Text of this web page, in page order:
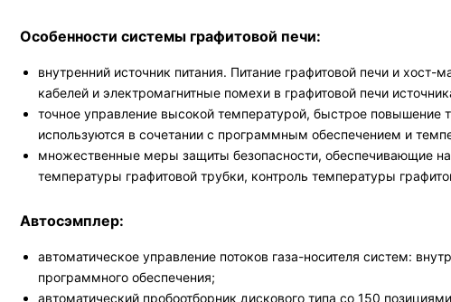
Особенности системы графитовой печи:
внутренний источник питания. Питание графитовой печи и
кабелей и электромагнитные помехи в графитовой печи
точное управление высокой температурой, быстрое повышение
используются в сочетании с программным обеспечением и
множественные меры защиты безопасности, обеспечивающие
температуры графитовой трубки, контроль температуры
Автосэмплер:
автоматическое управление потоков газа-носителя систем:
программного обеспечения;
автоматический пробоотборник дискового типа со 150